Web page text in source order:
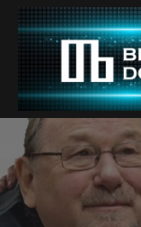
Skip
content
Biram
… jer